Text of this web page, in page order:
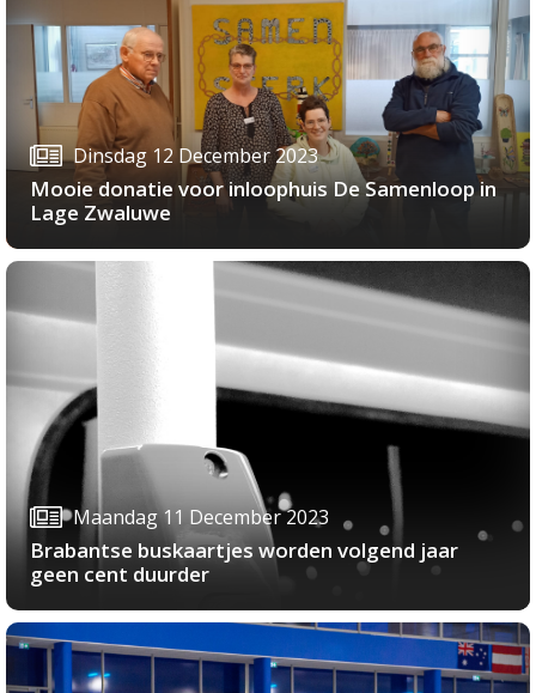
Dinsdag 12 December 2023
Mooie donatie voor inloophuis De Samenloop in
Lage Zwaluwe
Maandag 11 December 2023
Brabantse buskaartjes worden volgend jaar
geen cent duurder